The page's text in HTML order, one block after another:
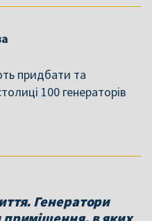
придбати та
100 генераторів
Генератори